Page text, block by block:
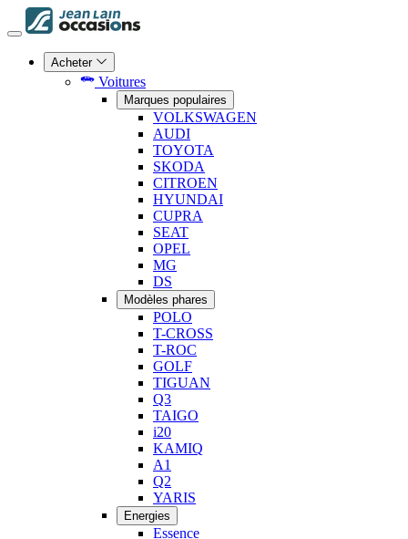
Acheter
Voitures
Marques populaires
VOLKSWAGEN
AUDI
TOYOTA
SKODA
CITROEN
HYUNDAI
CUPRA
SEAT
OPEL
MG
DS
Modèles phares
POLO
T-CROSS
T-ROC
GOLF
TIGUAN
Q3
TAIGO
i20
KAMIQ
A1
Q2
YARIS
Energies
Essence